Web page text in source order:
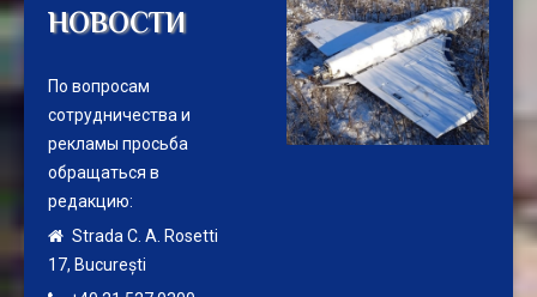
НОВОСТИ
По вопросам
сотрудничества и
рекламы просьба
обращаться в
редакцию:
Strada C. A. Rosetti
17, București